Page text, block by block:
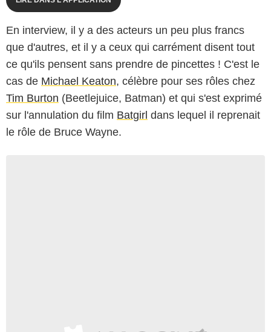
En interview, il y a des acteurs un peu plus francs
que d'autres, et il y a ceux qui carrément disent tout
ce qu'ils pensent sans prendre de pincettes ! C'est le
cas de Michael Keaton, célèbre pour ses rôles chez
Tim Burton (Beetlejuice, Batman) et qui s'est exprimé
sur l'annulation du film Batgirl dans lequel il reprenait
le rôle de Bruce Wayne.